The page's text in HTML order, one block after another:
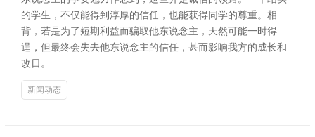
的学生，不仅能得到淳厚的信任，也能获得同学的尊重。相
背，若是为了短期利益而骗取他东说念主，天然可能一时得
逞，但最终会失去他东说念主的信任，甚而影响我方的成长和
改日。
新闻动态